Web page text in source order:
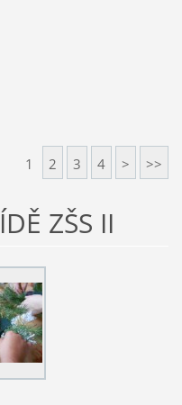
1 2 3 4 > >>
ZŠS II